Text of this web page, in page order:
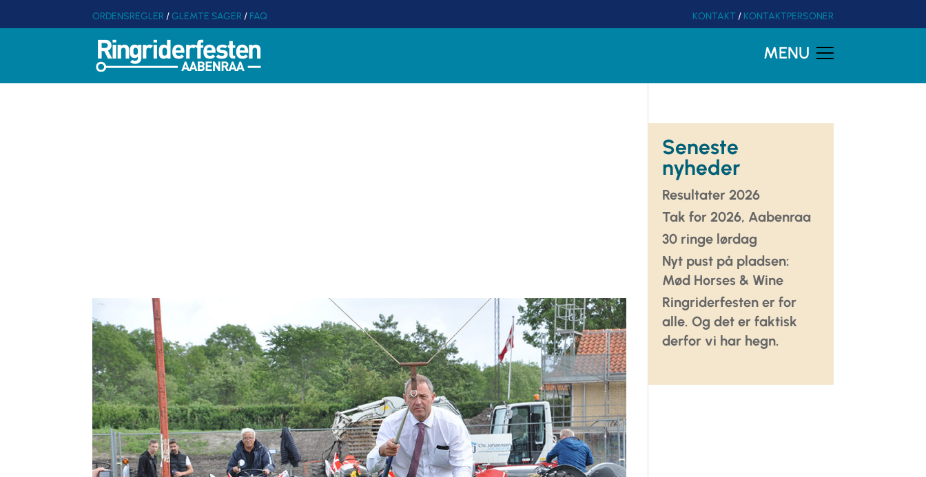
ORDENSREGLER /GLEMTE SAGER / FAQ KONTAKT / KONTAKTPERSONER
MENU
Seneste
nyheder
Resultater 2026
Tak for 2026, Aabenraa
30 ringe lørdag
Nyt pust på pladsen:
Mød Horses & Wine
Ringriderfesten er for
alle. Og det er faktisk
derfor vi har hegn.